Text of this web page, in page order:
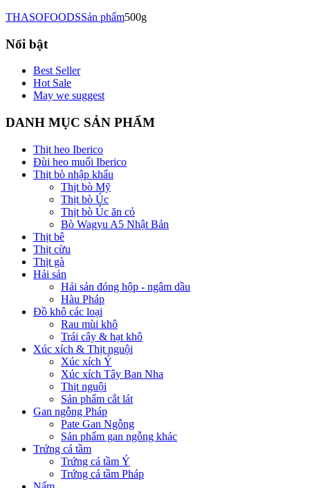
THASOFOODSSản phẩm500g
Nổi bật
Best Seller
Hot Sale
May we suggest
DANH MỤC SẢN PHẨM
Thịt heo Iberico
Đùi heo muối Iberico
Thịt bò nhập khẩu
Thịt bò Mỹ
Thịt bò Úc
Thịt bò Úc ăn cỏ
Bò Wagyu A5 Nhật Bản
Thịt bê
Thịt cừu
Thịt gà
Hải sản
Hải sản đóng hộp - ngâm dầu
Hàu Pháp
Đồ khô các loại
Rau mùi khô
Trái cây & hạt khô
Xúc xích & Thịt nguội
Xúc xích Ý
Xúc xích Tây Ban Nha
Thịt nguội
Sản phẩm cắt lát
Gan ngỗng Pháp
Pate Gan Ngỗng
Sản phẩm gan ngỗng khác
Trứng cá tầm
Trứng cá tầm Ý
Trứng cá tầm Pháp